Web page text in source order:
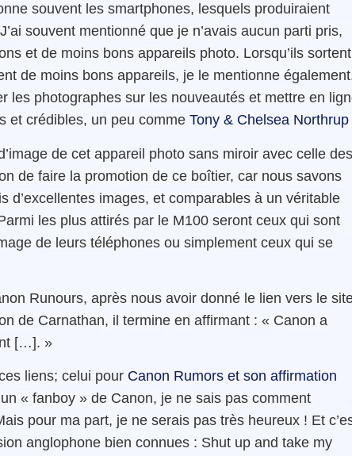
souvent les smartphones, lesquels produiraient
souvent mentionné que je n’avais aucun parti pris,
et de moins bons appareils photo. Lorsqu’ils sortent
de moins bons appareils, je le mentionne
les photographes sur les nouveautés et mettre en
et crédibles, un peu comme Tony & Chelsea Northrup
de cet appareil photo sans miroir avec celle des
de faire la promotion de ce boîtier, car nous savons
d’excellentes images, et comparables à un véritable
les plus attirés par le M100 seront ceux qui sont
de leurs téléphones ou simplement ceux qui se
Runours, après nous avoir donné le lien vers le
de Carnathan, il termine en affirmant : « Canon a
[…]. »
liens; celui pour Canon Rumors et son affirmation
un « fanboy » de Canon, je ne sais pas comment
pour ma part, je ne serais pas très heureux ! Et
anglophone bien connues : Shut up and take my